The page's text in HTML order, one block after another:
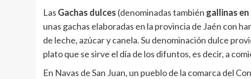
Las Gachas dulces (denominadas también gallinas en
unas gachas elaboradas en la provincia de Jaén con
de leche, azúcar y canela. Su denominación dulce
plato que se sirve el día de los difuntos, es decir, a
En Navas de San Juan, un pueblo de la comarca del